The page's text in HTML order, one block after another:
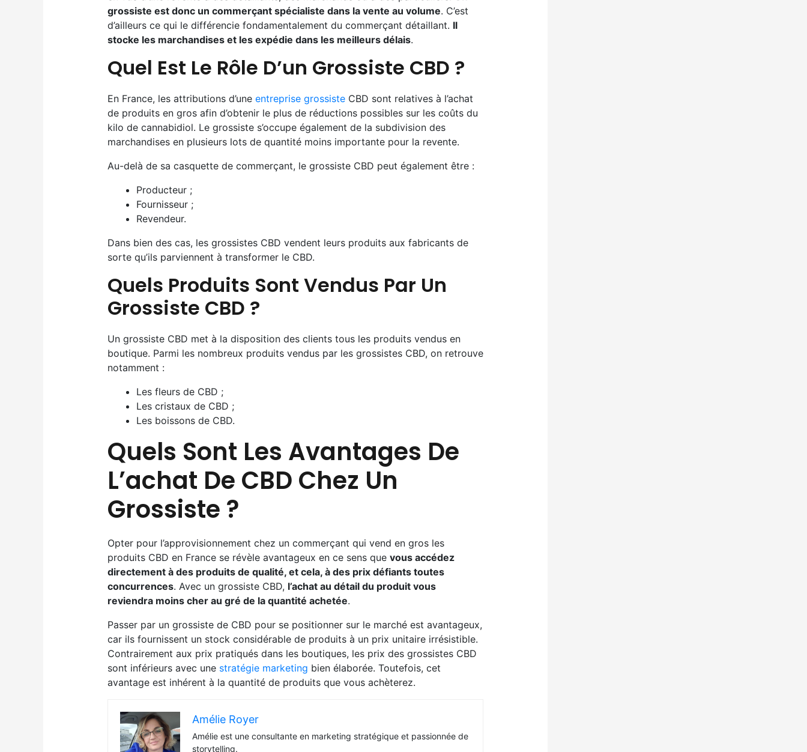
grossiste est donc un commerçant spécialiste dans la vente au volume. C’est
d’ailleurs ce qui le différencie fondamentalement du commerçant détaillant. Il
stocke les marchandises et les expédie dans les meilleurs délais.
Quel Est Le Rôle D’un Grossiste CBD ?
En France, les attributions d’une entreprise grossisteCBD sont relatives à l’achat
de produits en gros afin d’obtenir le plus de réductions possibles sur les coûts du
kilo de cannabidiol. Le grossiste s’occupe également de la subdivision des
marchandises en plusieurs lots de quantité moins importante pour la revente.
Au-delà de sa casquette de commerçant, le grossiste CBD peut également être :
Producteur ;
Fournisseur ;
Revendeur.
Dans bien des cas, les grossistes CBD vendent leurs produits aux fabricants de
sorte qu’ils parviennent à transformer le CBD.
Quels Produits Sont Vendus Par Un
Grossiste CBD ?
Un grossiste CBD met à la disposition des clients tous les produits vendus en
boutique. Parmi les nombreux produits vendus par les grossistes CBD, on retrouve
notamment :
Les fleurs de CBD ;
Les cristaux de CBD ;
Les boissons de CBD.
Quels Sont Les Avantages De
L’achat De CBD Chez Un
Grossiste ?
Opter pour l’approvisionnement chez un commerçant qui vend en gros les
produits CBD en France se révèle avantageux en ce sens que vous accédez
directement à des produits de qualité, et cela, à des prix défiants toutes
concurrences. Avec un grossiste CBD, l’achat au détail du produit vous
reviendra moins cher au gré de la quantité achetée.
Passer par un grossiste de CBD pour se positionner sur le marché est avantageux,
car ils fournissent un stock considérable de produits à un prix unitaire irrésistible.
Contrairement aux prix pratiqués dans les boutiques, les prix des grossistes CBD
sont inférieurs avec une stratégie marketing bien élaborée. Toutefois, cet
avantage est inhérent à la quantité de produits que vous achèterez.
Amélie Royer
Amélie est une consultante en marketing stratégique et passionnée de
storytelling.